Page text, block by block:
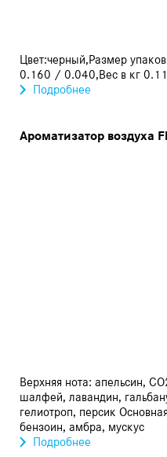
Цвет:черный,Размер
0.160 / 0.040,Вес в кг
Подробнее
Ароматизатор воздуха
Верхняя нота: апельсин,
шалфей, лавандин,
гелиотроп, персик
бензоин, амбра, мускус
Подробнее